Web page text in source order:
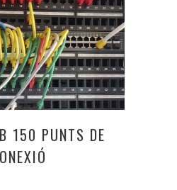
150 PUNTS DE